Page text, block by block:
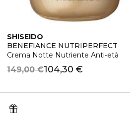
SHISEIDO
BENEFIANCE NUTRIPERFECT
Crema Notte Nutriente Anti-età
104,30 €
149,00 €